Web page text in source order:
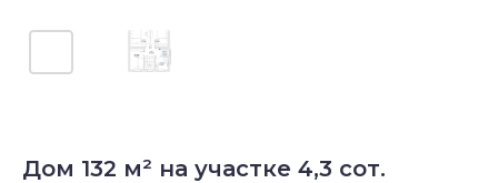
Дом 132 м² на участке 4,3 сот.